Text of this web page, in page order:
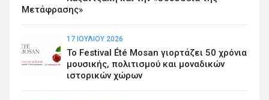
Μετάφρασης»
17 ΙΟΥΛΊΟΥ 2026
Το Festival Été Mosan γιορτάζει 50 χρόνια
μουσικής, πολιτισμού και μοναδικών
ιστορικών χώρων